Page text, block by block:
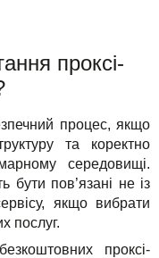
проксі-
процес, якщо
та коректно
середовищі.
бути пов’язані не із
якщо вибрати
послуг.
проксі-